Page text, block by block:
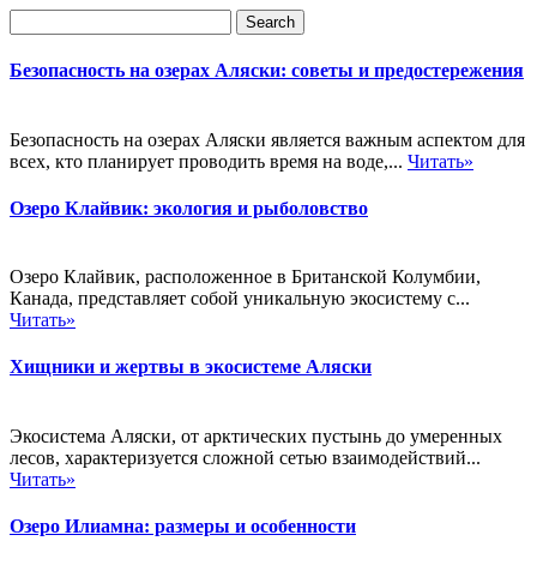
Безопасность на озерах Аляски: советы и предостережения
Безопасность на озерах Аляски является важным аспектом для
всех, кто планирует проводить время на воде,... Читать»
Озеро Клайвик: экология и рыболовство
Озеро Клайвик, расположенное в Британской Колумбии,
Канада, представляет собой уникальную экосистему с...
Читать»
Хищники и жертвы в экосистеме Аляски
Экосистема Аляски, от арктических пустынь до умеренных
лесов, характеризуется сложной сетью взаимодействий...
Читать»
Озеро Илиамна: размеры и особенности